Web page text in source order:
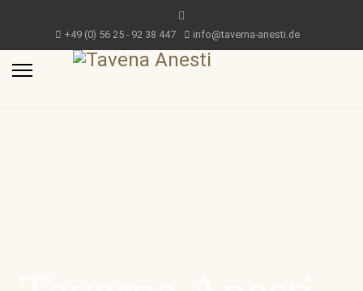
+49 (0) 56 25 - 92 38 447 info@taverna-anesti.de